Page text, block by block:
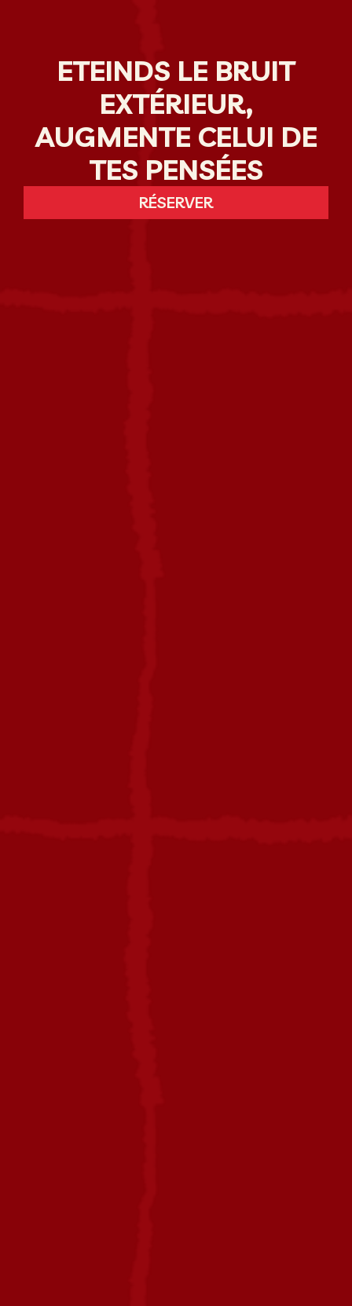
ETEINDS LE BRUIT
EXTÉRIEUR,
AUGMENTE CELUI DE
TES PENSÉES
RÉSERVER